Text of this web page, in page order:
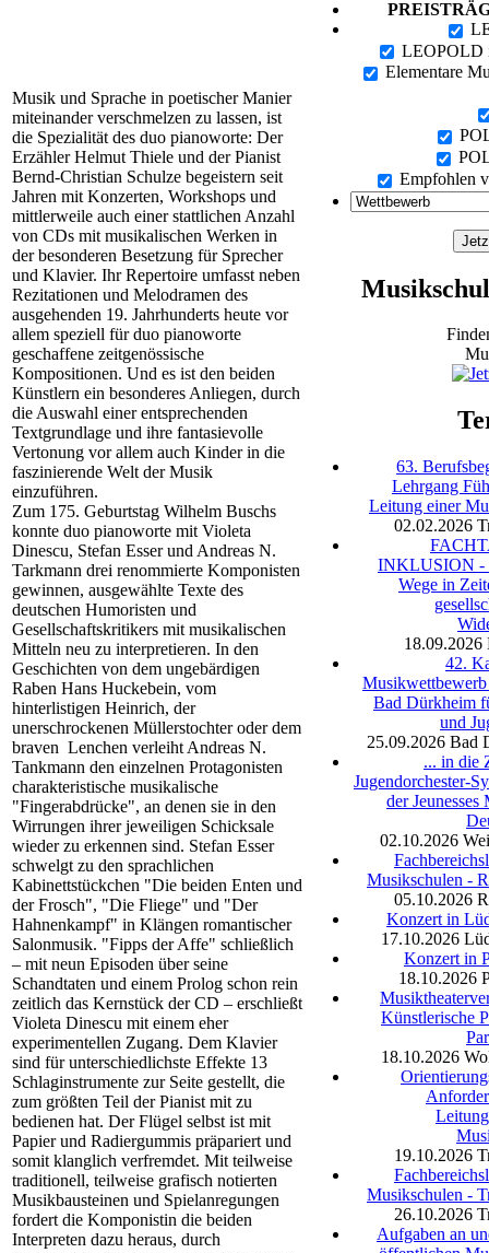
Musik und Sprache in poetischer Manier
miteinander verschmelzen zu lassen, ist
die Spezialität des duo pianoworte: Der
Erzähler Helmut Thiele und der Pianist
Bernd-Christian Schulze begeistern seit
Jahren mit Konzerten, Workshops und
mittlerweile auch einer stattlichen Anzahl
von CDs mit musikalischen Werken in
der besonderen Besetzung für Sprecher
und Klavier. Ihr Repertoire umfasst neben
Rezitationen und Melodramen des
ausgehenden 19. Jahrhunderts heute vor
allem speziell für duo pianoworte
geschaffene zeitgenössische
Kompositionen. Und es ist den beiden
Künstlern ein besonderes Anliegen, durch
die Auswahl einer entsprechenden
Textgrundlage und ihre fantasievolle
Vertonung vor allem auch Kinder in die
faszinierende Welt der Musik
einzuführen.
Zum 175. Geburtstag Wilhelm Buschs
konnte duo pianoworte mit Violeta
Dinescu, Stefan Esser und Andreas N.
Tarkmann drei renommierte Komponisten
gewinnen, ausgewählte Texte des
deutschen Humoristen und
Gesellschaftskritikers mit musikalischen
Mitteln neu zu interpretieren. In den
Geschichten von dem ungebärdigen
Raben Hans Huckebein, vom
hinterlistigen Heinrich, der
unerschrockenen Müllerstochter oder dem
braven Lenchen verleiht Andreas N.
Tankmann den einzelnen Protagonisten
charakteristische musikalische
"Fingerabdrücke", an denen sie in den
Wirrungen ihrer jeweiligen Schicksale
wieder zu erkennen sind. Stefan Esser
schwelgt zu den sprachlichen
Kabinettstückchen "Die beiden Enten und
der Frosch", "Die Fliege" und "Der
Hahnenkampf" in Klängen romantischer
Salonmusik. "Fipps der Affe" schließlich
– mit neun Episoden über seine
Schandtaten und einem Prolog schon rein
zeitlich das Kernstück der CD – erschließt
Violeta Dinescu mit einem eher
experimentellen Zugang. Dem Klavier
sind für unterschiedlichste Effekte 13
Schlaginstrumente zur Seite gestellt, die
zum größten Teil der Pianist mit zu
bedienen hat. Der Flügel selbst ist mit
Papier und Radiergummis präpariert und
somit klanglich verfremdet. Mit teilweise
traditionell, teilweise grafisch notierten
Musikbausteinen und Spielanregungen
fordert die Komponistin die beiden
Interpreten dazu heraus, durch
LEOPOLD
Elementare
Empfohlen
63.
Lehrgang
Leitung einer
02.02.2026
INKLUSION -
Wege in
18.09.2026
42.
Musikwettbewerb
Bad Dürkheim
und
25.09.2026 Bad
... in die
Jugendorchester-
der Jeunesses
02.10.2026
Musikschulen -
05.10.2026
Konzert in
17.10.2026
Konzert in
18.10.2026
Künstlerische
18.10.2026
19.10.2026
Musikschulen -
26.10.2026
Aufgaben an